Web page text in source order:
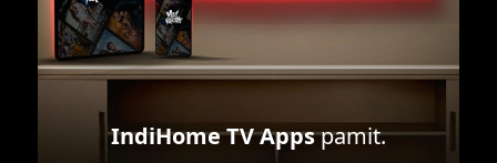
IndiHome TV Appspamit.